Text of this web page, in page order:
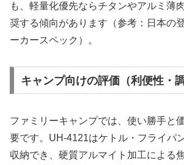
も、軽量化優先ならチタンやアルミ薄
奨する傾向があります（参考：日本の
ーカースペック）。
キャンプ向けの評価（利便性・調
ファミリーキャンプでは、使い勝手と
要です。UH-4121はケトル・フライパ
収納でき、硬質アルマイト加工による